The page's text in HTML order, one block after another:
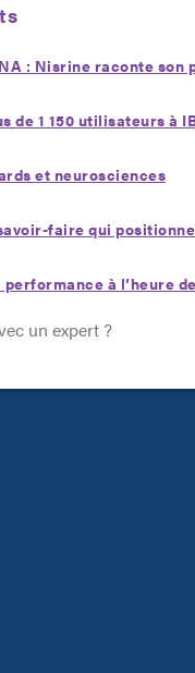
: Nisrine raconte son
de 1 150 utilisateurs à
et neurosciences
faire qui
à l’heure
un expert ?